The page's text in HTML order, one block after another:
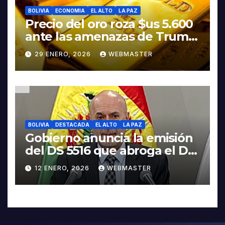
BOLIVIA ECONOMIA EL ALTO LA PAZ
Precio del oro roza $us 5.600
ante las amenazas de Trump
contra Irán
29 ENERO, 2026 WEBMASTER
BOLIVIA DESTACADA EL ALTO LA PAZ
Gobierno anuncia la emisión
del DS 5516 que abroga el DS
5503
12 ENERO, 2026 WEBMASTER